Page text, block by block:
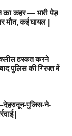
का कहर — भारी पेड़
मौत, कई घायल |
हरकत करने
पुलिस की गिरफ्त में
देहरादून-पुलिस-ने-
|